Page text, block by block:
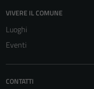
VIVERE IL COMUNE
Luoghi
Eventi
CONTATTI